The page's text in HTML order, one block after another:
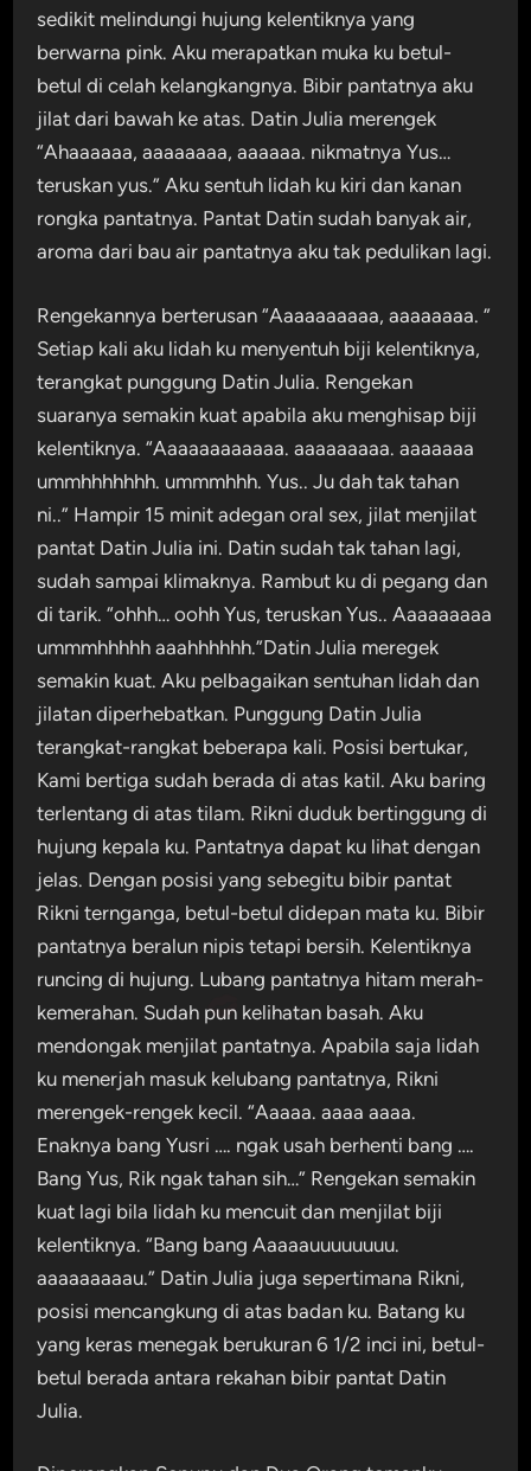
sedikit melindungi hujung kelentiknya yang
berwarna pink. Aku merapatkan muka ku betul-
betul di celah kelangkangnya. Bibir pantatnya aku
jilat dari bawah ke atas. Datin Julia merengek
“Ahaaaaaa, aaaaaaaa, aaaaaa. nikmatnya Yus…
teruskan yus.” Aku sentuh lidah ku kiri dan kanan
rongka pantatnya. Pantat Datin sudah banyak air,
aroma dari bau air pantatnya aku tak pedulikan lagi.
Rengekannya berterusan “Aaaaaaaaaa, aaaaaaaa. ”
Setiap kali aku lidah ku menyentuh biji kelentiknya,
terangkat punggung Datin Julia. Rengekan
suaranya semakin kuat apabila aku menghisap biji
kelentiknya. “Aaaaaaaaaaaa. aaaaaaaaa. aaaaaaa
ummhhhhhhh. ummmhhh. Yus.. Ju dah tak tahan
ni..” Hampir 15 minit adegan oral sex, jilat menjilat
pantat Datin Julia ini. Datin sudah tak tahan lagi,
sudah sampai klimaknya. Rambut ku di pegang dan
di tarik. “ohhh… oohh Yus, teruskan Yus.. Aaaaaaaaa
ummmhhhhh aaahhhhhh.”Datin Julia meregek
semakin kuat. Aku pelbagaikan sentuhan lidah dan
jilatan diperhebatkan. Punggung Datin Julia
terangkat-rangkat beberapa kali. Posisi bertukar,
Kami bertiga sudah berada di atas katil. Aku baring
terlentang di atas tilam. Rikni duduk bertinggung di
hujung kepala ku. Pantatnya dapat ku lihat dengan
jelas. Dengan posisi yang sebegitu bibir pantat
Rikni ternganga, betul-betul didepan mata ku. Bibir
pantatnya beralun nipis tetapi bersih. Kelentiknya
runcing di hujung. Lubang pantatnya hitam merah-
kemerahan. Sudah pun kelihatan basah. Aku
mendongak menjilat pantatnya. Apabila saja lidah
ku menerjah masuk kelubang pantatnya, Rikni
merengek-rengek kecil. “Aaaaa. aaaa aaaa.
Enaknya bang Yusri …. ngak usah berhenti bang ….
Bang Yus, Rik ngak tahan sih…” Rengekan semakin
kuat lagi bila lidah ku mencuit dan menjilat biji
kelentiknya. “Bang bang Aaaaauuuuuuuu.
aaaaaaaaau.” Datin Julia juga sepertimana Rikni,
posisi mencangkung di atas badan ku. Batang ku
yang keras menegak berukuran 6 1/2 inci ini, betul-
betul berada antara rekahan bibir pantat Datin
Julia.